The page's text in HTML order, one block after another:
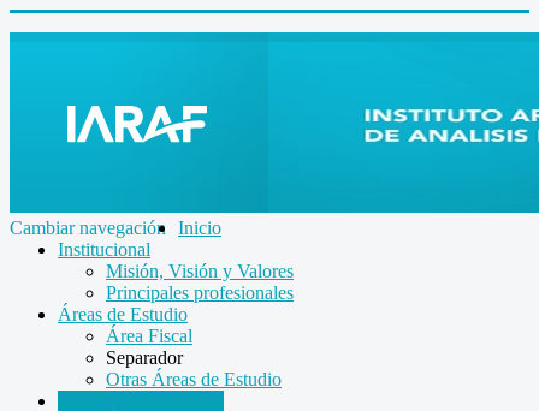
Cambiar navegación
Inicio
Institucional
Misión, Visión y Valores
Principales profesionales
Áreas de Estudio
Área Fiscal
Separador
Otras Áreas de Estudio